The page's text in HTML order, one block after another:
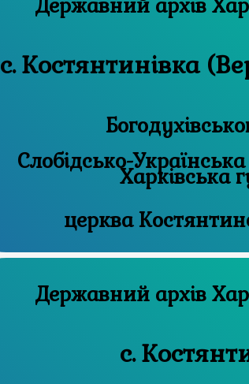
с. Костянтинівка
Слобідсько-Українська
Харківська
церква
с.